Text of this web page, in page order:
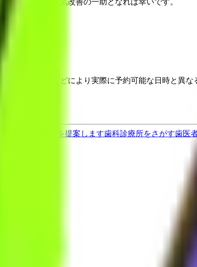
病院の都合などにより実際に予約可能な日時と異
病院・診療所を提案します歯科診療所をさがす歯医